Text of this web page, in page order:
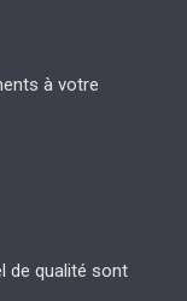
à votre
de qualité sont